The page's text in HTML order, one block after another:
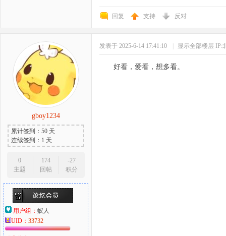
回复 支持 反对
gboy1234
累计签到：50 天
连续签到：1 天
0
主题
174
回帖
-27
积分
用户组： 蚁人
UID： 33732
发表于 2025-6-14 17:41:10 显示全部楼层 IP:
好看，爱看，想多看。